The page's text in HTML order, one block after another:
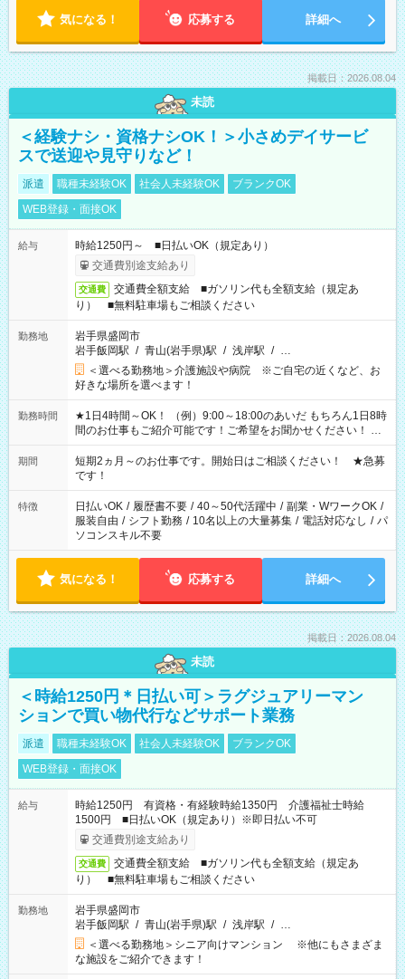
気になる！ 応募する 詳細へ
掲載日：2026.08.04
未読
＜経験ナシ・資格ナシOK！＞小さめデイサービ
スで送迎や見守りなど！
派遣 職種未経験OK 社会人未経験OK
ブランクOK
WEB登録・面接OK
給与
時給1250円～ ■日払いOK（規定あり）
交通費別途支給あり
交通費
交通費全額支給 ■ガソリン代も全額支給（規定あ
り） ■無料駐車場もご相談ください
勤務地
岩手県盛岡市
岩手飯岡駅 / 青山(岩手県)駅 / 浅岸駅 / …
＜選べる勤務地＞介護施設や病院 ※ご自宅の近くなど、お
好きな場所を選べます！
勤務時間
★1日4時間～OK！ （例）9:00～18:00のあいだ もちろん1日8時
間のお仕事もご紹介可能です！ご希望をお聞かせください！ ★
家庭の都合でお休みが必要な場合も遠慮なくご相談ください。
※週最低15時間以上の勤務が必要です
期間
短期2ヵ月～のお仕事です。開始日はご相談ください！ ★急募
です！
特徴 日払いOK / 履歴書不要 / 40～50代活躍中 / 副業・WワークOK /
服装自由 / シフト勤務 / 10名以上の大量募集 / 電話対応なし / パ
ソコンスキル不要
気になる！ 応募する 詳細へ
掲載日：2026.08.04
未読
＜時給1250円＊日払い可＞ラグジュアリーマン
ションで買い物代行などサポート業務
派遣 職種未経験OK 社会人未経験OK
ブランクOK
WEB登録・面接OK
給与
時給1250円 有資格・有経験時給1350円 介護福祉士時給
1500円 ■日払いOK（規定あり）※即日払い不可
交通費別途支給あり
交通費
交通費全額支給 ■ガソリン代も全額支給（規定あ
り） ■無料駐車場もご相談ください
勤務地
岩手県盛岡市
岩手飯岡駅 / 青山(岩手県)駅 / 浅岸駅 / …
＜選べる勤務地＞シニア向けマンション ※他にもさまざま
な施設をご紹介できます！